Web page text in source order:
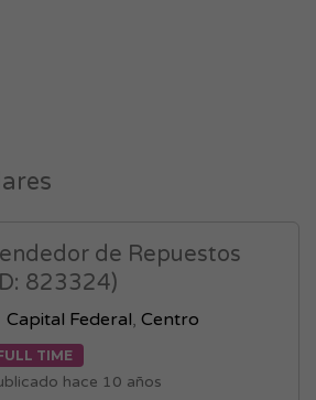
de Repuestos
823324)
Capital Federal,Centro
TIME
hace 10 años